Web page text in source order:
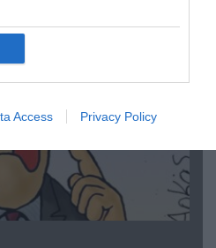
Access Privacy Policy